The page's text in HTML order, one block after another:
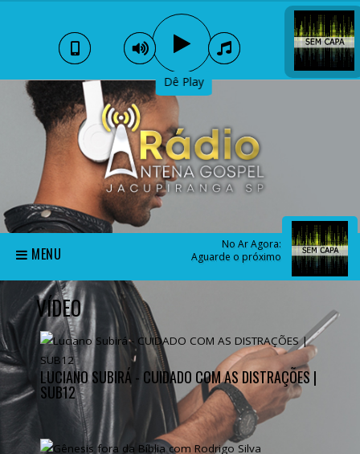
Dê Play
MENU
No Ar Agora:
Aguarde o próximo
VÍDEO
LUCIANO SUBIRÁ - CUIDADO COM AS DISTRAÇÕES |
SUB12